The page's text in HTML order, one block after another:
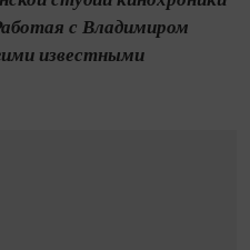
с Владимиром
известными